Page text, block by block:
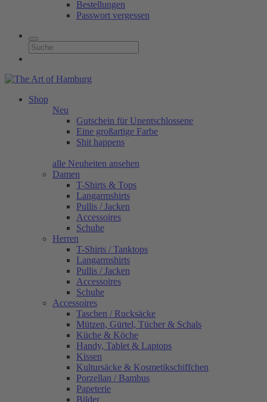
Bestellungen
Passwort vergessen
Shop
Neu
Gutschein für Unentschlossene
Eine großartige Farbe
Shit happens
alle Neuheiten ansehen
Damen
T-Shirts & Tops
Langarmshirts
Pullis / Jacken
Accessoires
Schuhe
Herren
T-Shirts / Tanktops
Langarmshirts
Pullis / Jacken
Accessoires
Schuhe
Accessoires
Taschen / Rucksäcke
Mützen, Gürtel, Tücher & Schals
Küche & Köche
Handy, Tablet & Laptops
Kissen
Kultursäcke & Kosmetikschiffchen
Porzellan / Bambus
Papeterie
Bilder